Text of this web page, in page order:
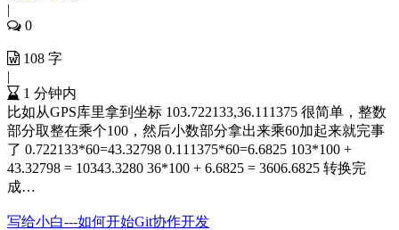
|
0
108 字
|
1 分钟内
比如从GPS库里拿到坐标 103.722133,36.111375 很简单，整数
部分取整在乘个100，然后小数部分拿出来乘60加起来就完事
了 0.722133*60=43.32798 0.111375*60=6.6825 103*100 +
43.32798 = 10343.3280 36*100 + 6.6825 = 3606.6825 转换完
成…
写给小白---如何开始Git协作开发